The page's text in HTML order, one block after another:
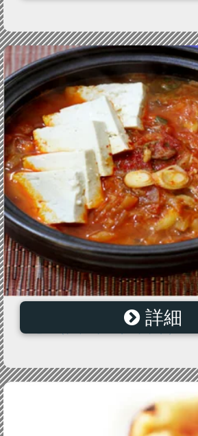
【誰でも簡単】【韓国料理レシピ】
シピ （チャムチ キムチチゲ）
詳細